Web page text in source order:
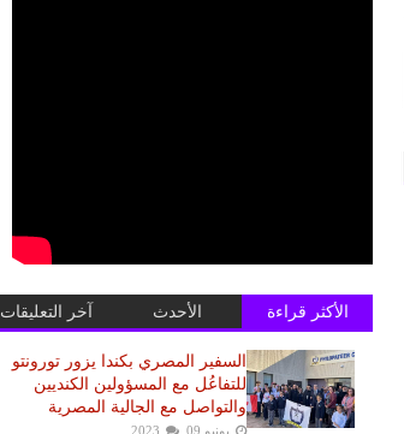
الأكثر قراءة الأحدث آخر التعليقات
السفير المصري بكندا يزور تورونتو
للتفاعُل مع المسؤولين الكنديين
والتواصل مع الجالية المصرية
يونيو 09, 2023